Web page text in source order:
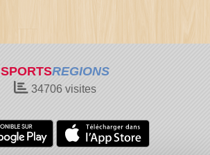
SPORTSREGIONS
34706visites